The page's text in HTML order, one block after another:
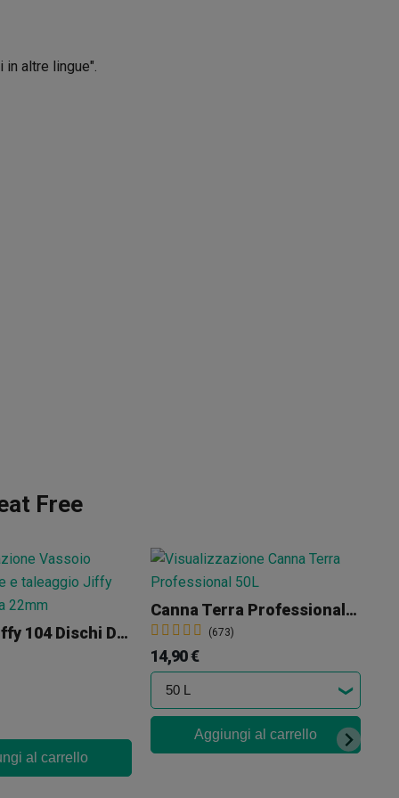
altre lingue".
Free
Vassoio Jiffy 104 Dischi Da 22mm
al carrello
Canna Terra Professional 50L
(673)
14,90 €
Aggiungi al carrello